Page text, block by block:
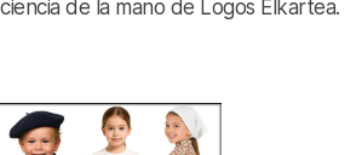
de la mano de Logos Elkartea.